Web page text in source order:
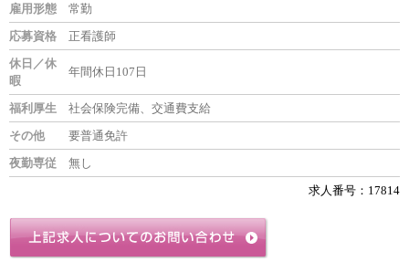
雇用形態
常勤
応募資格
正看護師
休日／休
暇
年間休日107日
福利厚生
社会保険完備、交通費支給
その他
要普通免許
夜勤専従
無し
求人番号：17814